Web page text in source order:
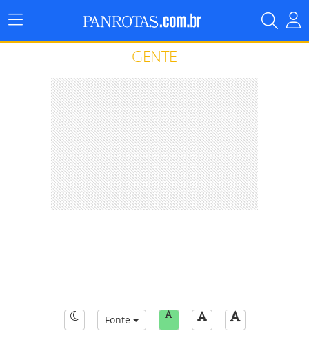
Menu
Principal
GENTE
Fonte